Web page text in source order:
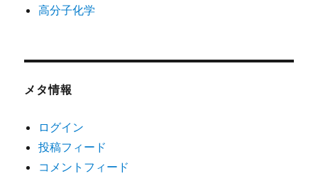
高分子化学
メタ情報
ログイン
投稿フィード
コメントフィード